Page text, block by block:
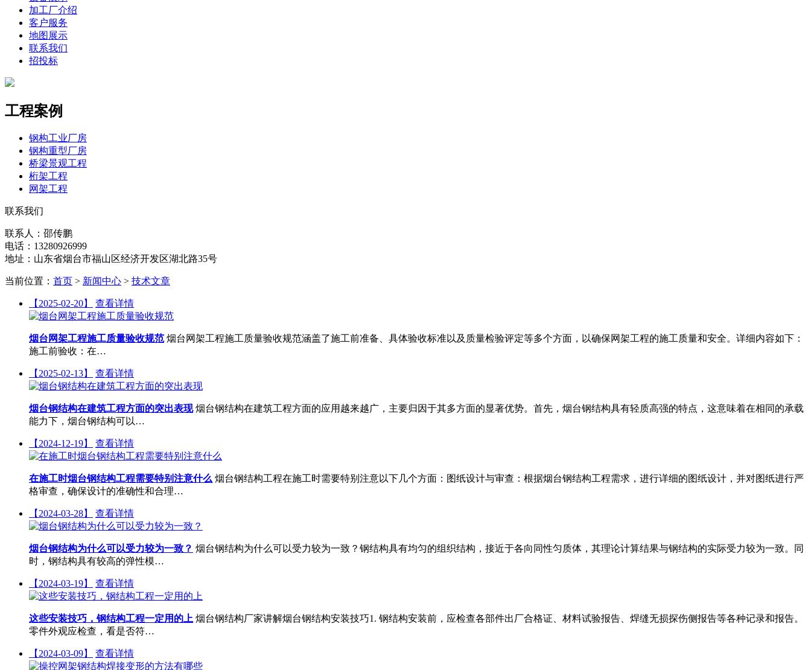
加工厂介绍
客户服务
地图展示
联系我们
招投标
工程案例
钢构工业厂房
钢构重型厂房
桥梁景观工程
桁架工程
网架工程
联系我们
联系人：邵传鹏
电话：13280926999
地址：山东省烟台市福山区经济开发区湖北路35号
当前位置： 首页 > 新闻中心 > 技术文章
【2025-02-20】 查看详情
烟台‌网架工程施工质量验收规范 烟台‌网架工程施工质量验收规范涵盖了施工前准备、具体验收标准以及质量检验评定等多个方面，以确保网架工程的施工质量和安全。详细内容如下：‌
施工前验收‌：在…
【2025-02-13】 查看详情
烟台钢结构在建筑工程方面的突出表现 烟台‌钢结构在建筑工程方面的应用越来越广，主要归因于其多方面的显著优势‌。首先，烟台钢结构具有轻质高强的特点，这意味着在相同的承载
能力下，烟台钢结构可以…
【2024-12-19】 查看详情
在施工时烟台钢结构工程需要特别注意什么 烟台钢结构工程在施工时需要特别注意以下几个方面：图纸设计与审查：根据烟台钢结构工程需求，进行详细的图纸设计，并对图纸进行严
格审查，确保设计的准确性和合理…
【2024-03-28】 查看详情
烟台钢结构为什么可以受力较为一致？ 烟台钢结构为什么可以受力较为一致？钢结构具有均匀的组织结构，接近于各向同性匀质体，其理论计算结果与钢结构的实际受力较为一致。同
时，钢结构具有较高的弹性模…
【2024-03-19】 查看详情
这些安装技巧，钢结构工程一定用的上 烟台钢结构厂家讲解烟台钢结构安装技巧1. 钢结构安装前，应检查各部件出厂合格证、材料试验报告、焊缝无损探伤侧报告等各种记录和报告。
零件外观应检查，看是否符…
【2024-03-09】 查看详情